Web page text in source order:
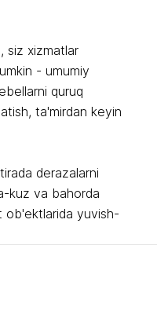
siz xizmatlar
- umumiy
quruq
ta'mirdan keyin
derazalarni
kuz va bahorda
ob'ektlarida yuvish-